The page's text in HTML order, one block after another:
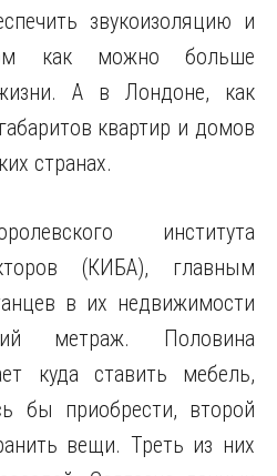
звукоизоляцию и
как можно больше
А в Лондоне, как
квартир и домов
странах.
института
(КИБА), главным
в их недвижимости
метраж. Половина
куда ставить мебель,
бы приобрести, второй
вещи. Треть из них